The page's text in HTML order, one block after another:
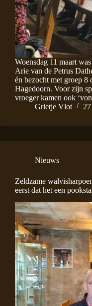
Woensdag 11 maart
Arie van de Petrus
én bezocht met groep 8
Hagedoorn. Voor zijn
vroeger kamen ook
Grietje Vlot
Nieuws
Zeldzame
eerst dat het een